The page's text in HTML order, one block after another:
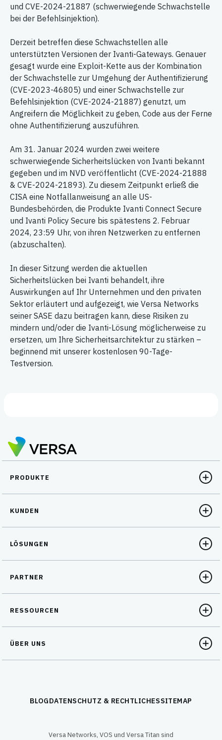
und CVE-2024-21887 (schwerwiegende Schwachstelle
bei der Befehlsinjektion).
Derzeit betreffen diese Schwachstellen alle
unterstützten Versionen der Ivanti-Gateways. Genauer
gesagt wurde eine Exploit-Kette aus der Kombination
der Schwachstelle zur Umgehung der Authentifizierung
(CVE-2023-46805) und einer Schwachstelle zur
Befehlsinjektion (CVE-2024-21887) genutzt, um
Angreifern die Möglichkeit zu geben, Code aus der Ferne
ohne Authentifizierung auszuführen.
Am 31. Januar 2024 wurden zwei weitere
schwerwiegende Sicherheitslücken von Ivanti bekannt
gegeben und im NVD veröffentlicht (CVE-2024-21888
& CVE-2024-21893). Zu diesem Zeitpunkt erließ die
CISA eine Notfallanweisung an alle US-
Bundesbehörden, die Produkte Ivanti Connect Secure
und Ivanti Policy Secure bis spätestens 2. Februar
2024, 23:59 Uhr, von ihren Netzwerken zu entfernen
(abzuschalten).
In dieser Sitzung werden die aktuellen
Sicherheitslücken bei Ivanti behandelt, ihre
Auswirkungen auf Ihr Unternehmen und den privaten
Sektor erläutert und aufgezeigt, wie Versa Networks
seiner SASE dazu beitragen kann, diese Risiken zu
mindern und/oder die Ivanti-Lösung möglicherweise zu
ersetzen, um Ihre Sicherheitsarchitektur zu stärken –
beginnend mit unserer kostenlosen 90-Tage-
Testversion.
PRODUKTE
KUNDEN
LÖSUNGEN
PARTNER
RESSOURCEN
ÜBER UNS
BLOGDATENSCHUTZ & RECHTLICHESSITEMAP
Versa Networks, VOS und Versa Titan sind